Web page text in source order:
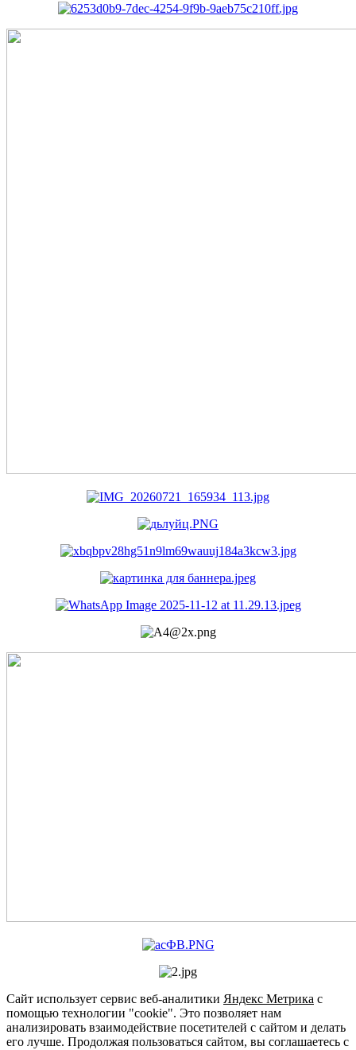
Сайт использует сервис веб-аналитики Яндекс Метрика с
помощью технологии "cookie". Это позволяет нам
анализировать взаимодействие посетителей с сайтом и делать
его лучше. Продолжая пользоваться сайтом, вы соглашаетесь с